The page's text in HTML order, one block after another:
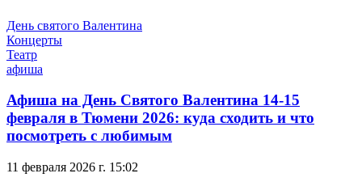
День святого Валентина
Концерты
Театр
афиша
Афиша на День Святого Валентина 14-15
февраля в Тюмени 2026: куда сходить и что
посмотреть с любимым
11 февраля 2026 г. 15:02